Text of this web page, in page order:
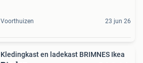
Voorthuizen 23 jun 26
Kledingkast en ladekast BRIMNES Ikea